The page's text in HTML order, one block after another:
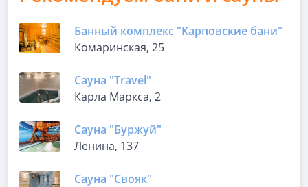
Банный комплекс "Карповские бани"
Комаринская, 25
Сауна "Travel"
Карла Маркса, 2
Сауна "Буржуй"
Ленина, 137
Сауна "Свояк"